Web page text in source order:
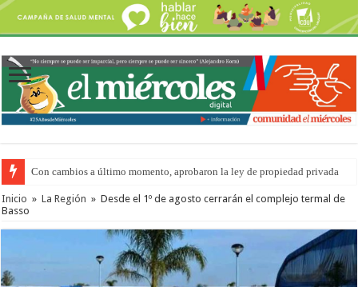
Con cambios a último momento, aprobaron la ley de propiedad privada
Inicio » La Región » Desde el 1º de agosto cerrarán el complejo termal de
Basso